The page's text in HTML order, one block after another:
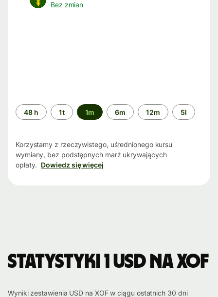
Bez zmian
Przedział
czasu
48 h 1t 1m 6m 12m 5l
Korzystamy z rzeczywistego, uśrednionego kursu
wymiany, bez podstępnych marż ukrywających
opłaty. Dowiedz się więcej
Statystyki 1 USD na XOF
Wyniki zestawienia USD na XOF w ciągu ostatnich 30 dni